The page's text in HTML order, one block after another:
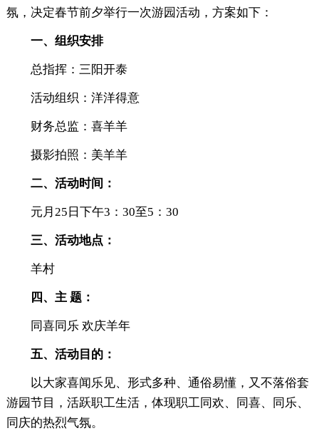
氛，决定春节前夕举行一次游园活动，方案如下：
一、组织安排
总指挥：三阳开泰
活动组织：洋洋得意
财务总监：喜羊羊
摄影拍照：美羊羊
二、活动时间：
元月25日下午3：30至5：30
三、活动地点：
羊村
四、主 题：
同喜同乐 欢庆羊年
五、活动目的：
以大家喜闻乐见、形式多种、通俗易懂，又不落俗套
游园节目，活跃职工生活，体现职工同欢、同喜、同乐、
同庆的热烈气氛。